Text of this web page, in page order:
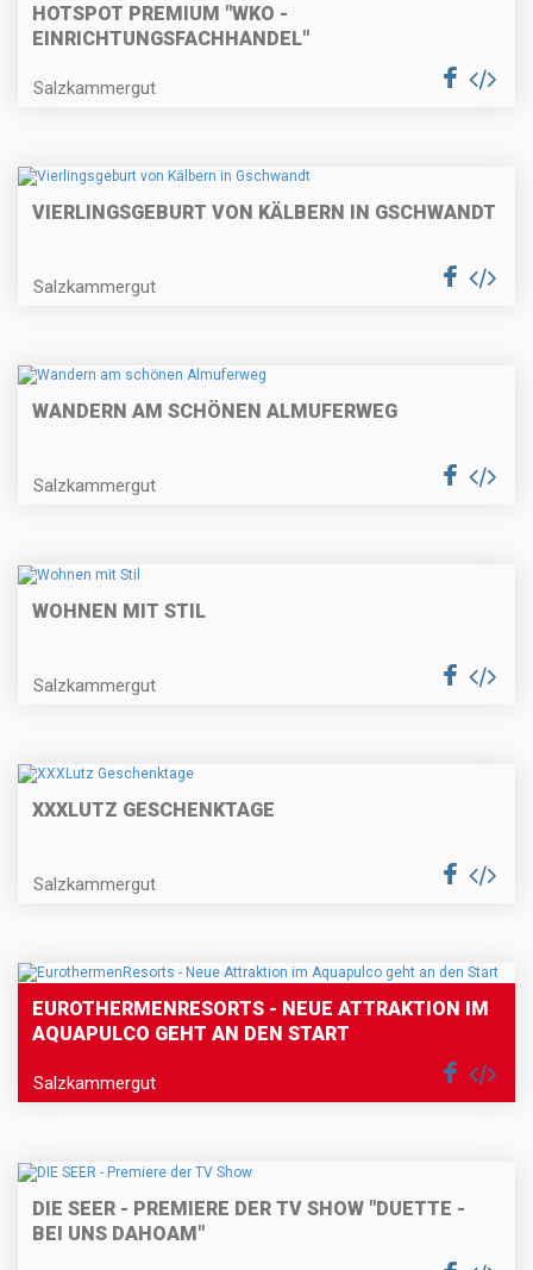
HOTSPOT PREMIUM "WKO -
EINRICHTUNGSFACHHANDEL"
Salzkammergut
VIERLINGSGEBURT VON KÄLBERN IN GSCHWANDT
Salzkammergut
WANDERN AM SCHÖNEN ALMUFERWEG
Salzkammergut
WOHNEN MIT STIL
Salzkammergut
XXXLUTZ GESCHENKTAGE
Salzkammergut
EUROTHERMENRESORTS - NEUE ATTRAKTION IM
AQUAPULCO GEHT AN DEN START
Salzkammergut
DIE SEER - PREMIERE DER TV SHOW "DUETTE -
BEI UNS DAHOAM"